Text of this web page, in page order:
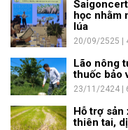
học nhằm
lúa
20/09/2525 |
Lão nông
thuốc bảo
23/11/2424 |
Hỗ trợ
thiên tai,